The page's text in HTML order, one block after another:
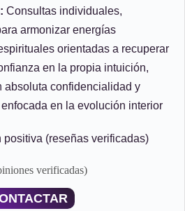
Consultas individuales,
armonizar energías
orientadas a recuperar
en la propia intuición,
absoluta confidencialidad y
en la evolución interior
positiva (reseñas verificadas)
verificadas)